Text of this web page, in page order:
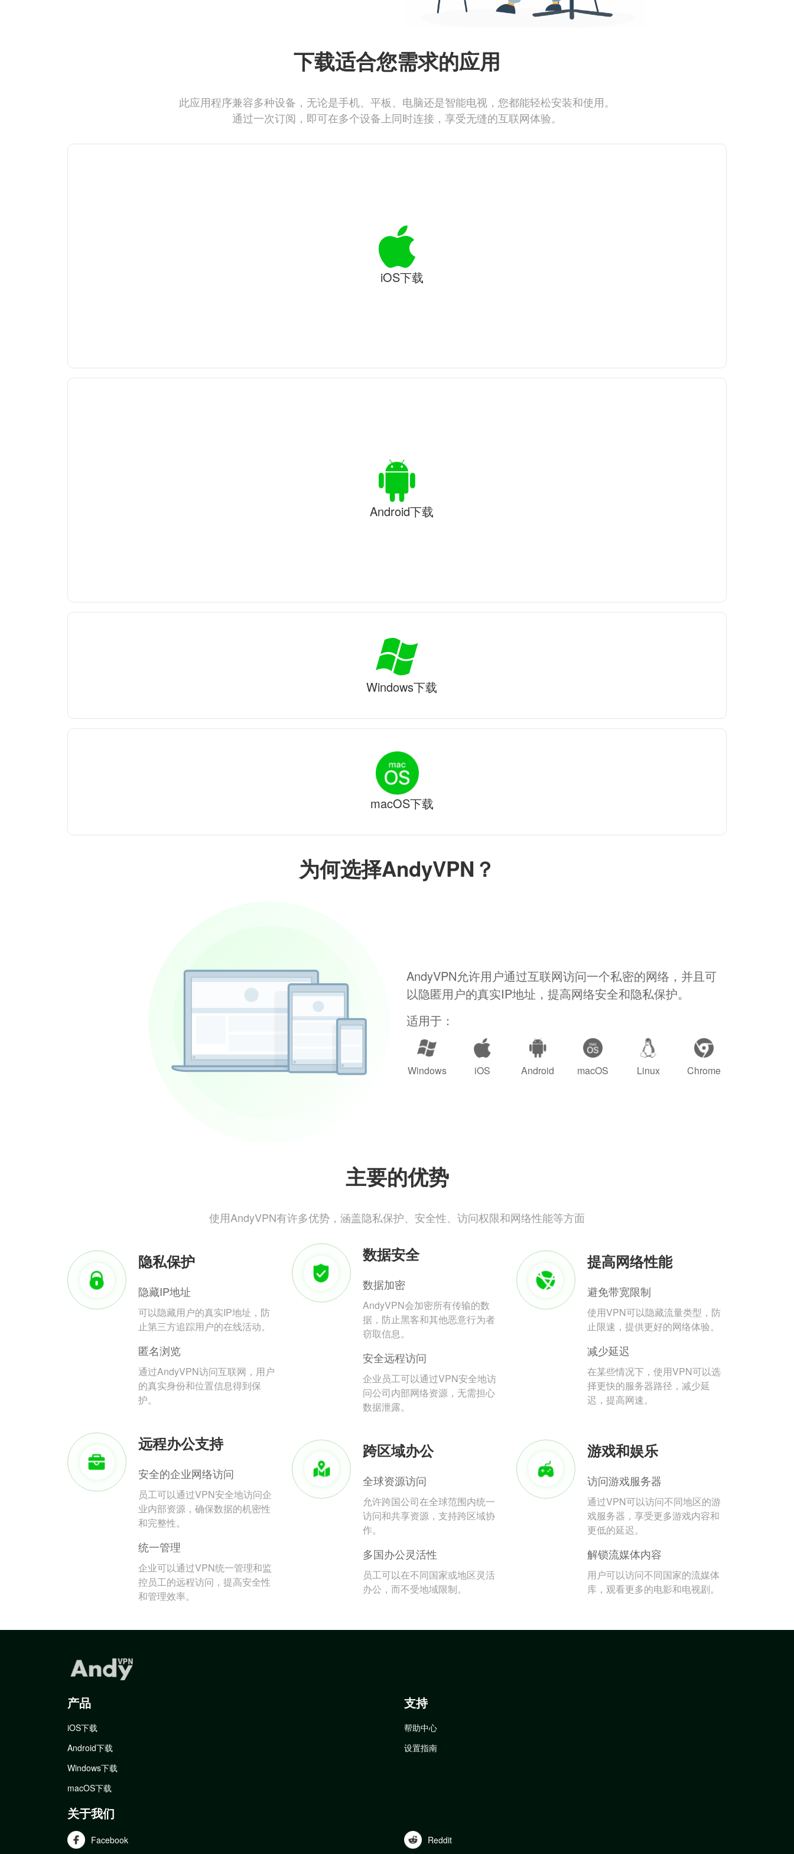
为何选择AndyVPN？
AndyVPN允许用户通过互联网访问一个私密的网络，并且可
以隐匿用户的真实IP地址，提高网络安全和隐私保护。
适用于：
Windows iOS Android macOS Linux Chrome
主要的优势
使用AndyVPN有许多优势，涵盖隐私保护、安全性、访问权限和网络性能等方面
隐私保护
隐藏IP地址
可以隐藏用户的真实IP地址，防
止第三方追踪用户的在线活动。
匿名浏览
通过AndyVPN访问互联网，用户
的真实身份和位置信息得到保
护。
数据安全
数据加密
AndyVPN会加密所有传输的数
据，防止黑客和其他恶意行为者
窃取信息。
安全远程访问
企业员工可以通过VPN安全地访
问公司内部网络资源，无需担心
数据泄露。
提高网络性能
避免带宽限制
使用VPN可以隐藏流量类型，防
止限速，提供更好的网络体验。
减少延迟
在某些情况下，使用VPN可以选
择更快的服务器路径，减少延
迟，提高网速。
远程办公支持
安全的企业网络访问
员工可以通过VPN安全地访问企
业内部资源，确保数据的机密性
和完整性。
统一管理
企业可以通过VPN统一管理和监
控员工的远程访问，提高安全性
和管理效率。
跨区域办公
全球资源访问
允许跨国公司在全球范围内统一
访问和共享资源，支持跨区域协
作。
多国办公灵活性
员工可以在不同国家或地区灵活
办公，而不受地域限制。
游戏和娱乐
访问游戏服务器
通过VPN可以访问不同地区的游
戏服务器，享受更多游戏内容和
更低的延迟。
解锁流媒体内容
用户可以访问不同国家的流媒体
库，观看更多的电影和电视剧。
下载适合您需求的应用
此应用程序兼容多种设备，无论是手机、平板、电脑还是智能电视，您都能轻松安装和使用。
通过一次订阅，即可在多个设备上同时连接，享受无缝的互联网体验。
iOS下载
Android下载
Windows下载
macOS下载
产品
iOS下载
Android下载
Windows下载
macOS下载
支持
帮助中心
设置指南
关于我们
Facebook Reddit